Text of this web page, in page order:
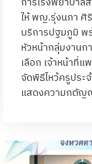
ให้ พญ.รุ่งนภา ศิ
บริการปฐมภูมิ
หัวหน้ากลุ่มงานก
เลือก เจ้าหน้าที่
จัดพิธีไหว้ครูประ
แสดงความกตัญ